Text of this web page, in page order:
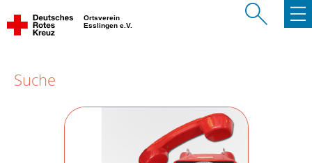
Ortsverein
Esslingen e.V.
Suche